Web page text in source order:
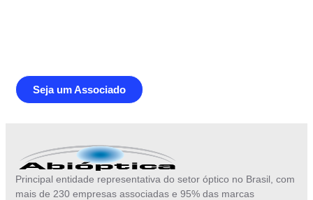
Seja um Associado
Principal entidade representativa do setor óptico no Brasil, com
mais de 230 empresas associadas e 95% das marcas